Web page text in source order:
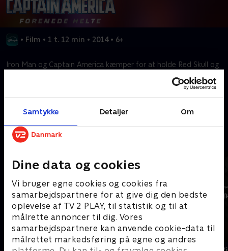
Samtykke Detaljer Om
Dine data og cookies
Vi bruger egne cookies og cookies fra
samarbejdspartnere for at give dig den bedste
oplevelse af TV 2 PLAY, til statistik og til at
målrette annoncer til dig. Vores
samarbejdspartnere kan anvende cookie-data til
målrettet markedsføring på egne og andres
• Film • 1 t. 12 min • 2014 • 6+
Iron Man og Captain America kæmper for at holde Red Skull og
Mere indhold fra Disney+